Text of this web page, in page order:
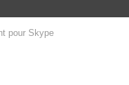
pour Skype